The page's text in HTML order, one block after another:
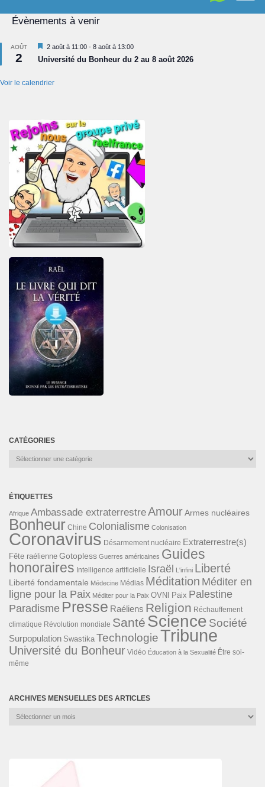
Évènements à venir
AOÛT
2
Mis
en
avant
2 août à 11:00 - 8 août à 13:00
Université du Bonheur du 2 au 8 août 2026
Voir le calendrier
CATÉGORIES
Catégories
ÉTIQUETTES
Afrique Ambassade extraterrestreAmourArmes nucléaires
Bonheur Chine Colonialisme Colonisation
Coronavirus Désarmement nucléaire Extraterrestre(s)
Fête raélienne Gotopless Guerres américaines Guides
honoraires Intelligence artificielle Israël L'infini Liberté
Liberté fondamentale Médecine Médias Méditation Méditer en
ligne pour la Paix Méditer pour la Paix OVNI Paix Palestine
Paradisme Presse Raéliens Religion Réchauffement
climatique Révolution mondiale Santé Science Société
Surpopulation Swastika TechnologieTribune
Université du Bonheur Vidéo Éducation à la Sexualité Être soi-
même
ARCHIVES MENSUELLES DES ARTICLES
Archives